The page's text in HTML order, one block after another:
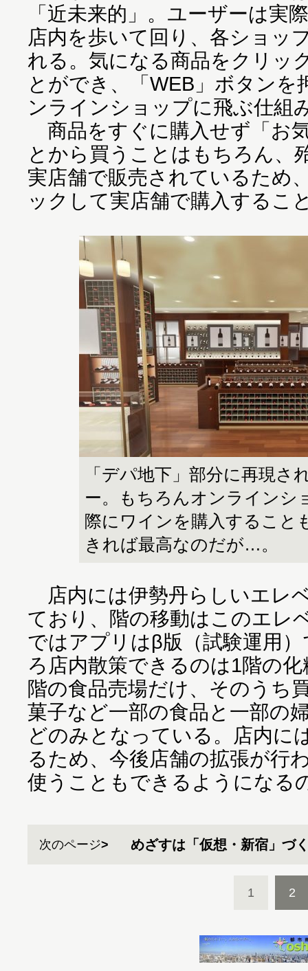
「近未来的」。ユーザーは実
店内を歩いて回り、各ショッ
れる。気になる商品をクリッ
とができ、「WEB」ボタンを
ンラインショップに飛ぶ仕組
商品をすぐに購入せず「お
とから買うことはもちろん、
実店舗で販売されているため
ックして実店舗で購入するこ
「デパ地下」部分に再現さ
ー。もちろんオンラインシ
際にワインを購入すること
きれば最高なのだが…。
店内には伊勢丹らしいエレ
ており、階の移動はこのエレ
ではアプリはβ版（試験運用
ろ店内散策できるのは1階の
階の食品売場だけ、そのうち
菓子など一部の食品と一部の
どのみとなっている。店内に
るため、今後店舗の拡張が行
使うこともできるようになる
次のページ めざすは「仮想・新宿」づ
1 2